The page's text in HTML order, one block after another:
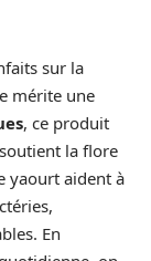
sur la
mérite une
, ce produit
la flore
yaourt aident à
En